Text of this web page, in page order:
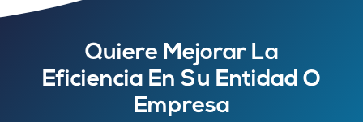
Quiere Mejorar La
Eficiencia En Su Entidad O
Empresa